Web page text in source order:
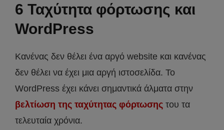
6 Ταχύτητα φόρτωσης και
WordPress
Κανένας δεν θέλει ένα αργό website και κανένας
δεν θέλει να έχει μια αργή ιστοσελίδα. Το
WordPress έχει κάνει σημαντικά άλματα στην
βελτίωση της ταχύτητας φόρτωσης του τα
τελευταία χρόνια.